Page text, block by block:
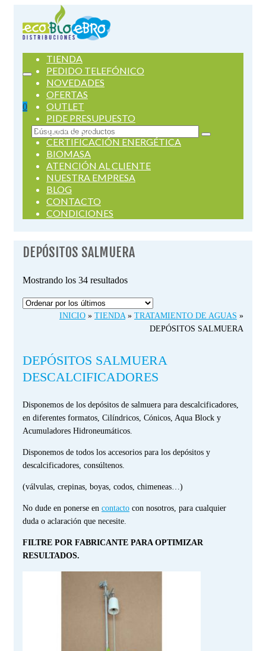
0
Buscar
por:
TIENDA
PEDIDO TELEFÓNICO
NOVEDADES
OFERTAS
OUTLET
PIDE PRESUPUESTO
SERVICIOS
CERTIFICACIÓN ENERGÉTICA
BIOMASA
ATENCIÓN AL CLIENTE
NUESTRA EMPRESA
BLOG
CONTACTO
CONDICIONES
DEPÓSITOS SALMUERA
Mostrando los 34 resultadosOrdenado
últimos
INICIO » TIENDA » TRATAMIENTO DE AGUAS »
DEPÓSITOS SALMUERA
DEPÓSITOS SALMUERA
DESCALCIFICADORES
Disponemos de los depósitos de salmuera para descalcificadores,
en diferentes formatos, Cilíndricos, Cónicos, Aqua Block y
Acumuladores Hidroneumáticos.
Disponemos de todos los accesorios para los depósitos y
descalcificadores, consúltenos.
(válvulas, crepinas, boyas, codos, chimeneas…)
No dude en ponerse en contacto con nosotros, para cualquier
duda o aclaración que necesite.
FILTRE POR FABRICANTE PARA OPTIMIZAR
RESULTADOS.